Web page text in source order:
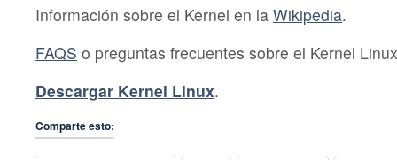
Información sobre el Kernel en la Wikipedia.
FAQS o preguntas frecuentes sobre el Kernel
Descargar Kernel Linux.
Comparte esto: